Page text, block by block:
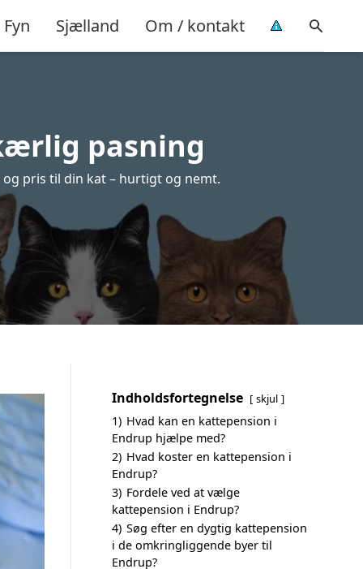
Fyn Sjælland Om / kontakt
pasning
pris til din kat – hurtigt og nemt.
Indholdsfortegnelse skjul
1) Hvad kan en kattepension i
Endrup hjælpe med?
2) Hvad koster en kattepension i
Endrup?
3) Fordele ved at vælge
kattepension i Endrup?
4) Søg efter en dygtig kattepension
i de omkringliggende byer til
Endrup?